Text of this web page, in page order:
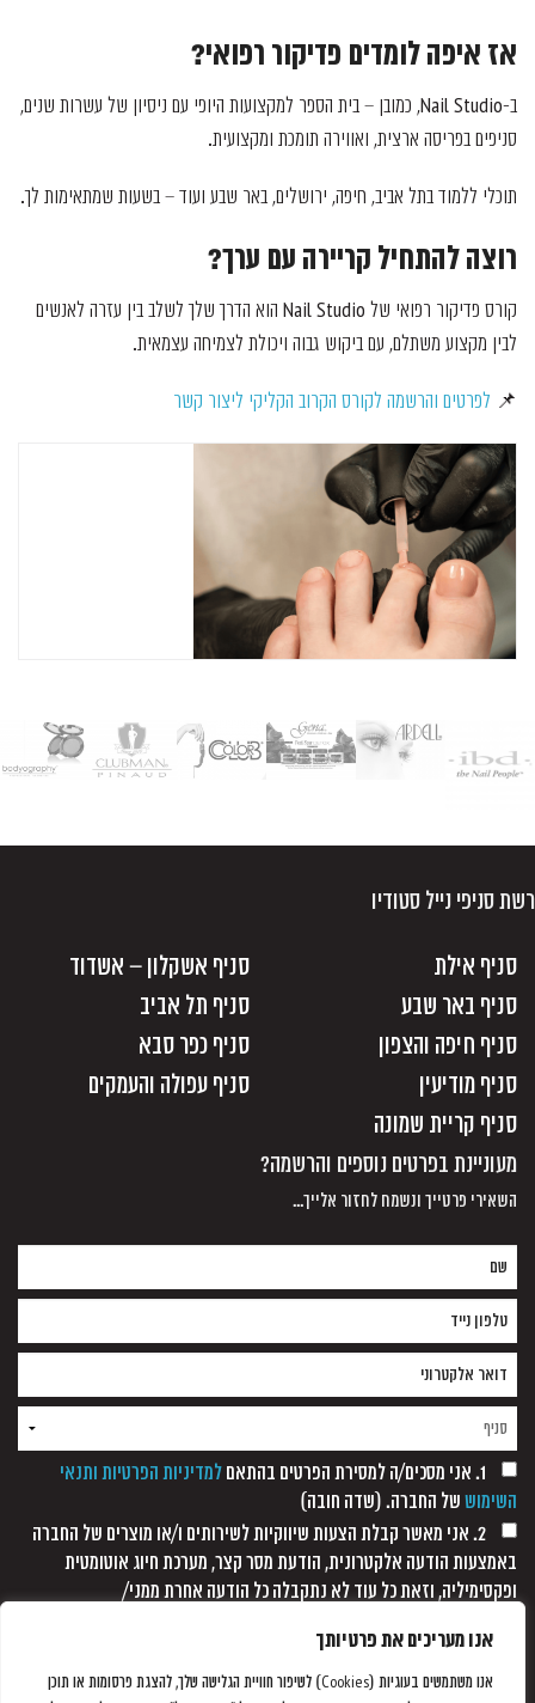
אנו מעריכים את פרטיותך
אנו משתמשים בעוגיות (Cookies) לשיפור חוויית הגלישה שלך, להצגת פרסומות או תוכן
אז איפה לומדים פדיקור רפואי?
ב-Nail Studio, כמובן – בית הספר למקצועות היופי עם ניסיון של עשרות שנים,
סניפים בפריסה ארצית, ואווירה תומכת ומקצועית.
תוכלי ללמוד בתל אביב, חיפה, ירושלים, באר שבע ועוד – בשעות שמתאימות לך.
רוצה להתחיל קריירה עם ערך?
קורס פדיקור רפואי של Nail Studio הוא הדרך שלך לשלב בין עזרה לאנשים
לבין מקצוע משתלם, עם ביקוש גבוה ויכולת לצמיחה עצמאית.
📌 לפרטים והרשמה לקורס הקרוב הקליקי ליצור קשר
רשת סניפי נייל סטודיו
סניף אילת
סניף אשקלון – אשדוד
סניף באר שבע
סניף תל אביב
סניף חיפה והצפון
סניף כפר סבא
סניף מודיעין
סניף עפולה והעמקים
סניף קריית שמונה
מעוניינת בפרטים נוספים והרשמה?
השאירי פרטייך ונשמח לחזור אלייך...
1. אני מסכים/ה למסירת הפרטים בהתאם
למדיניות הפרטיות ותנאי
השימוש של החברה. (שדה חובה)
2. אני מאשר קבלת הצעות שיווקיות לשירותים ו/או מוצרים של החברה
באמצעות הודעה אלקטרונית, הודעת מסר קצר, מערכת חיוג אוטומטית
ופקסימיליה, וזאת כל עוד לא נתקבלה כל הודעה אחרת ממני/